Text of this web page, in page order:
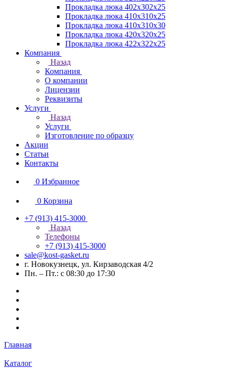
Прокладка люка 402x302x25
Прокладка люка 410x310x25
Прокладка люка 410х310х30
Прокладка люка 420x320x25
Прокладка люка 422x322x25
Компания
Назад
Компания
О компании
Лицензии
Реквизиты
Услуги
Назад
Услуги
Изготовление по образцу
Акции
Статьи
Контакты
0 Избранное
0 Корзина
+7 (913) 415-3000
Назад
Телефоны
+7 (913) 415-3000
sale@kost-gasket.ru
г. Новокузнецк, ул. Кирзаводская 4/2
Пн. – Пт.: с 08:30 до 17:30
Главная
Каталог